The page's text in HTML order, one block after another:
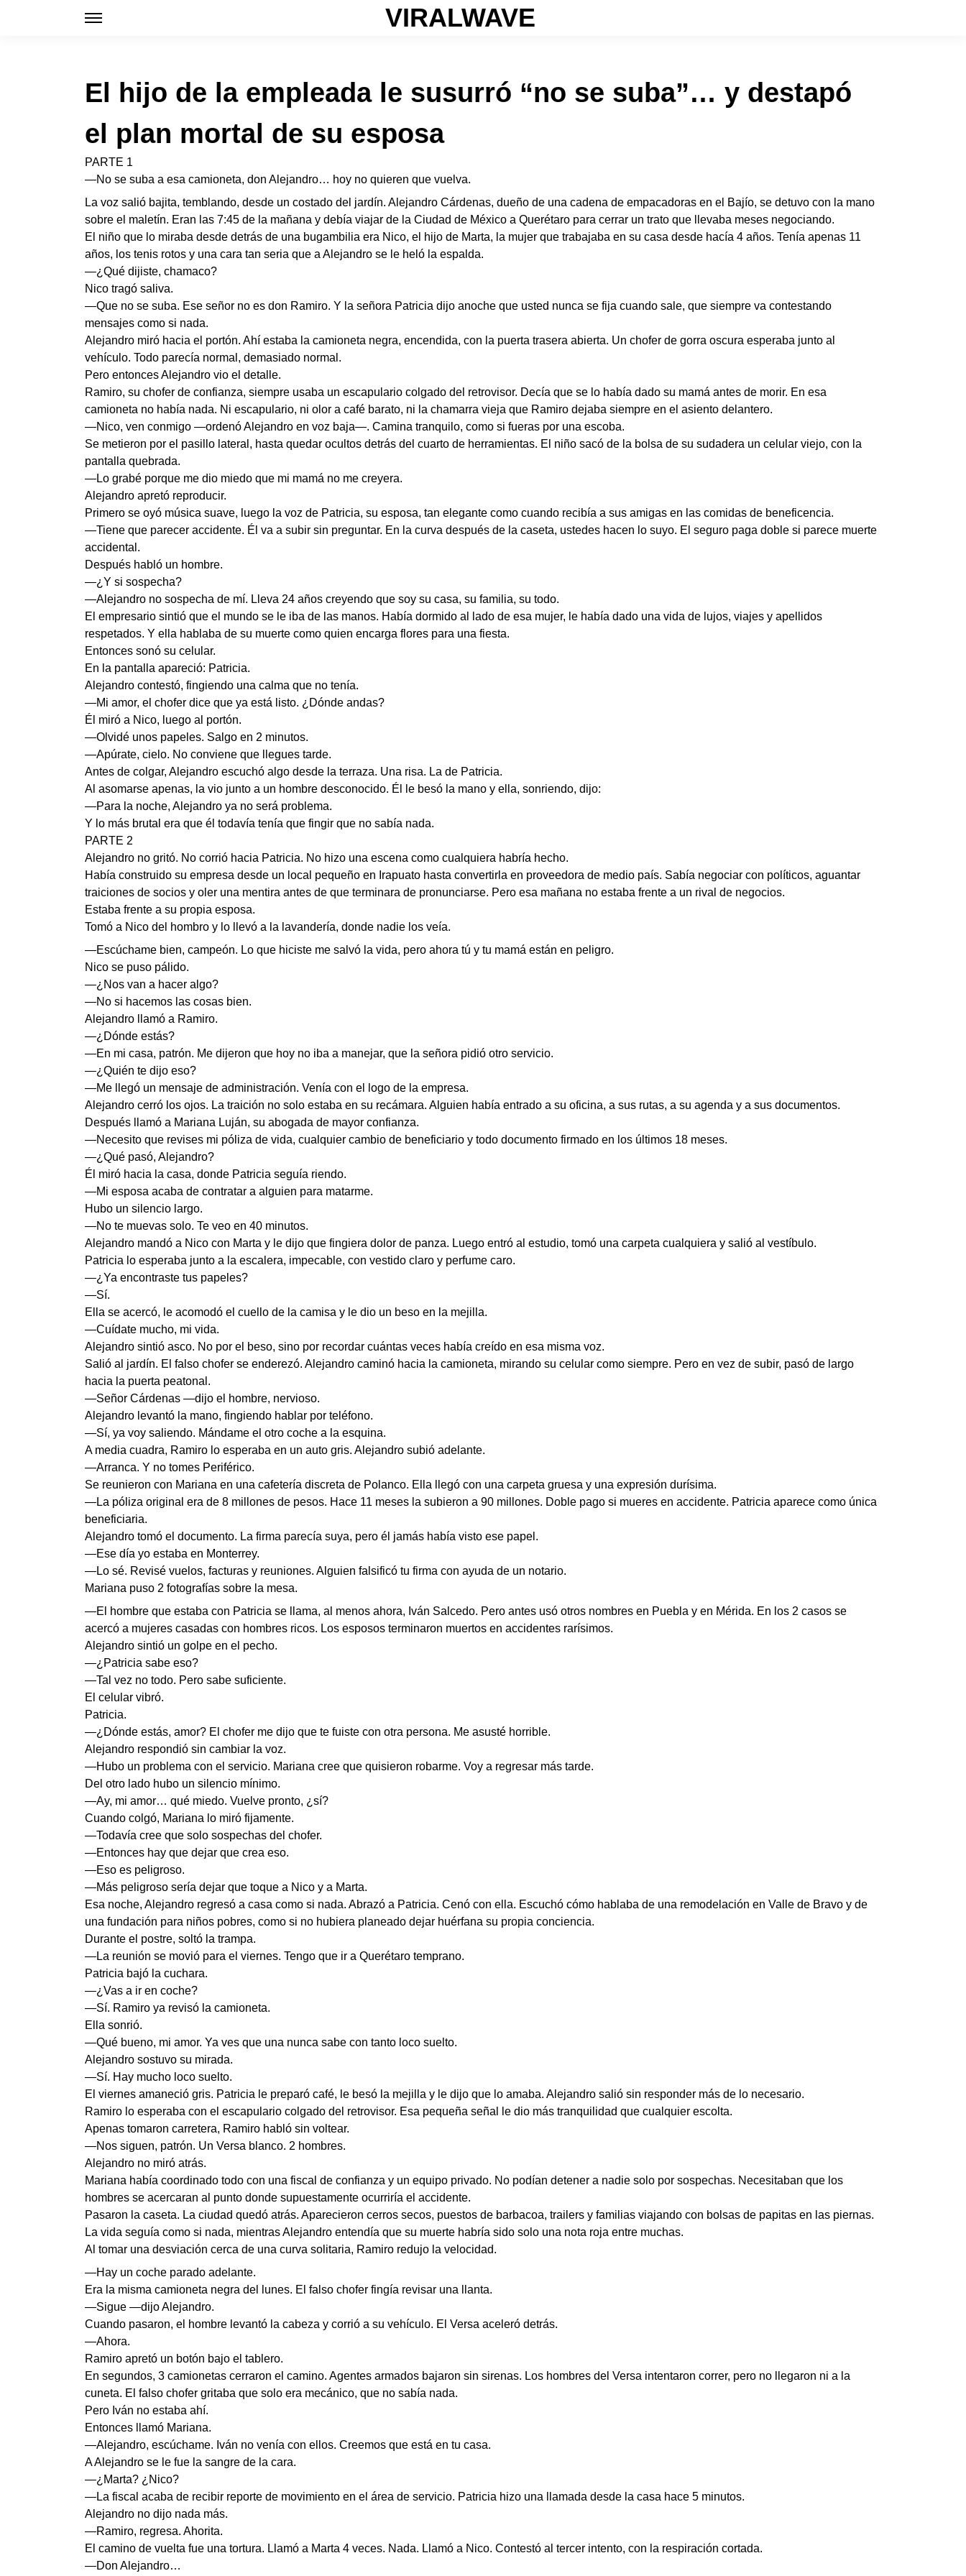
VIRALWAVE
El hijo de la empleada le susurró “no se suba”… y destapó
el plan mortal de su esposa
PARTE 1
—No se suba a esa camioneta, don Alejandro… hoy no quieren que vuelva.
La voz salió bajita, temblando, desde un costado del jardín. Alejandro Cárdenas, dueño de una cadena de empacadoras en el Bajío, se detuvo con la mano
sobre el maletín. Eran las 7:45 de la mañana y debía viajar de la Ciudad de México a Querétaro para cerrar un trato que llevaba meses negociando.
El niño que lo miraba desde detrás de una bugambilia era Nico, el hijo de Marta, la mujer que trabajaba en su casa desde hacía 4 años. Tenía apenas 11
años, los tenis rotos y una cara tan seria que a Alejandro se le heló la espalda.
—¿Qué dijiste, chamaco?
Nico tragó saliva.
—Que no se suba. Ese señor no es don Ramiro. Y la señora Patricia dijo anoche que usted nunca se fija cuando sale, que siempre va contestando
mensajes como si nada.
Alejandro miró hacia el portón. Ahí estaba la camioneta negra, encendida, con la puerta trasera abierta. Un chofer de gorra oscura esperaba junto al
vehículo. Todo parecía normal, demasiado normal.
Pero entonces Alejandro vio el detalle.
Ramiro, su chofer de confianza, siempre usaba un escapulario colgado del retrovisor. Decía que se lo había dado su mamá antes de morir. En esa
camioneta no había nada. Ni escapulario, ni olor a café barato, ni la chamarra vieja que Ramiro dejaba siempre en el asiento delantero.
—Nico, ven conmigo —ordenó Alejandro en voz baja—. Camina tranquilo, como si fueras por una escoba.
Se metieron por el pasillo lateral, hasta quedar ocultos detrás del cuarto de herramientas. El niño sacó de la bolsa de su sudadera un celular viejo, con la
pantalla quebrada.
—Lo grabé porque me dio miedo que mi mamá no me creyera.
Alejandro apretó reproducir.
Primero se oyó música suave, luego la voz de Patricia, su esposa, tan elegante como cuando recibía a sus amigas en las comidas de beneficencia.
—Tiene que parecer accidente. Él va a subir sin preguntar. En la curva después de la caseta, ustedes hacen lo suyo. El seguro paga doble si parece muerte
accidental.
Después habló un hombre.
—¿Y si sospecha?
—Alejandro no sospecha de mí. Lleva 24 años creyendo que soy su casa, su familia, su todo.
El empresario sintió que el mundo se le iba de las manos. Había dormido al lado de esa mujer, le había dado una vida de lujos, viajes y apellidos
respetados. Y ella hablaba de su muerte como quien encarga flores para una fiesta.
Entonces sonó su celular.
En la pantalla apareció: Patricia.
Alejandro contestó, fingiendo una calma que no tenía.
—Mi amor, el chofer dice que ya está listo. ¿Dónde andas?
Él miró a Nico, luego al portón.
—Olvidé unos papeles. Salgo en 2 minutos.
—Apúrate, cielo. No conviene que llegues tarde.
Antes de colgar, Alejandro escuchó algo desde la terraza. Una risa. La de Patricia.
Al asomarse apenas, la vio junto a un hombre desconocido. Él le besó la mano y ella, sonriendo, dijo:
—Para la noche, Alejandro ya no será problema.
Y lo más brutal era que él todavía tenía que fingir que no sabía nada.
PARTE 2
Alejandro no gritó. No corrió hacia Patricia. No hizo una escena como cualquiera habría hecho.
Había construido su empresa desde un local pequeño en Irapuato hasta convertirla en proveedora de medio país. Sabía negociar con políticos, aguantar
traiciones de socios y oler una mentira antes de que terminara de pronunciarse. Pero esa mañana no estaba frente a un rival de negocios.
Estaba frente a su propia esposa.
Tomó a Nico del hombro y lo llevó a la lavandería, donde nadie los veía.
—Escúchame bien, campeón. Lo que hiciste me salvó la vida, pero ahora tú y tu mamá están en peligro.
Nico se puso pálido.
—¿Nos van a hacer algo?
—No si hacemos las cosas bien.
Alejandro llamó a Ramiro.
—¿Dónde estás?
—En mi casa, patrón. Me dijeron que hoy no iba a manejar, que la señora pidió otro servicio.
—¿Quién te dijo eso?
—Me llegó un mensaje de administración. Venía con el logo de la empresa.
Alejandro cerró los ojos. La traición no solo estaba en su recámara. Alguien había entrado a su oficina, a sus rutas, a su agenda y a sus documentos.
Después llamó a Mariana Luján, su abogada de mayor confianza.
—Necesito que revises mi póliza de vida, cualquier cambio de beneficiario y todo documento firmado en los últimos 18 meses.
—¿Qué pasó, Alejandro?
Él miró hacia la casa, donde Patricia seguía riendo.
—Mi esposa acaba de contratar a alguien para matarme.
Hubo un silencio largo.
—No te muevas solo. Te veo en 40 minutos.
Alejandro mandó a Nico con Marta y le dijo que fingiera dolor de panza. Luego entró al estudio, tomó una carpeta cualquiera y salió al vestíbulo.
Patricia lo esperaba junto a la escalera, impecable, con vestido claro y perfume caro.
—¿Ya encontraste tus papeles?
—Sí.
Ella se acercó, le acomodó el cuello de la camisa y le dio un beso en la mejilla.
—Cuídate mucho, mi vida.
Alejandro sintió asco. No por el beso, sino por recordar cuántas veces había creído en esa misma voz.
Salió al jardín. El falso chofer se enderezó. Alejandro caminó hacia la camioneta, mirando su celular como siempre. Pero en vez de subir, pasó de largo
hacia la puerta peatonal.
—Señor Cárdenas —dijo el hombre, nervioso.
Alejandro levantó la mano, fingiendo hablar por teléfono.
—Sí, ya voy saliendo. Mándame el otro coche a la esquina.
A media cuadra, Ramiro lo esperaba en un auto gris. Alejandro subió adelante.
—Arranca. Y no tomes Periférico.
Se reunieron con Mariana en una cafetería discreta de Polanco. Ella llegó con una carpeta gruesa y una expresión durísima.
—La póliza original era de 8 millones de pesos. Hace 11 meses la subieron a 90 millones. Doble pago si mueres en accidente. Patricia aparece como única
beneficiaria.
Alejandro tomó el documento. La firma parecía suya, pero él jamás había visto ese papel.
—Ese día yo estaba en Monterrey.
—Lo sé. Revisé vuelos, facturas y reuniones. Alguien falsificó tu firma con ayuda de un notario.
Mariana puso 2 fotografías sobre la mesa.
—El hombre que estaba con Patricia se llama, al menos ahora, Iván Salcedo. Pero antes usó otros nombres en Puebla y en Mérida. En los 2 casos se
acercó a mujeres casadas con hombres ricos. Los esposos terminaron muertos en accidentes rarísimos.
Alejandro sintió un golpe en el pecho.
—¿Patricia sabe eso?
—Tal vez no todo. Pero sabe suficiente.
El celular vibró.
Patricia.
—¿Dónde estás, amor? El chofer me dijo que te fuiste con otra persona. Me asusté horrible.
Alejandro respondió sin cambiar la voz.
—Hubo un problema con el servicio. Mariana cree que quisieron robarme. Voy a regresar más tarde.
Del otro lado hubo un silencio mínimo.
—Ay, mi amor… qué miedo. Vuelve pronto, ¿sí?
Cuando colgó, Mariana lo miró fijamente.
—Todavía cree que solo sospechas del chofer.
—Entonces hay que dejar que crea eso.
—Eso es peligroso.
—Más peligroso sería dejar que toque a Nico y a Marta.
Esa noche, Alejandro regresó a casa como si nada. Abrazó a Patricia. Cenó con ella. Escuchó cómo hablaba de una remodelación en Valle de Bravo y de
una fundación para niños pobres, como si no hubiera planeado dejar huérfana su propia conciencia.
Durante el postre, soltó la trampa.
—La reunión se movió para el viernes. Tengo que ir a Querétaro temprano.
Patricia bajó la cuchara.
—¿Vas a ir en coche?
—Sí. Ramiro ya revisó la camioneta.
Ella sonrió.
—Qué bueno, mi amor. Ya ves que una nunca sabe con tanto loco suelto.
Alejandro sostuvo su mirada.
—Sí. Hay mucho loco suelto.
El viernes amaneció gris. Patricia le preparó café, le besó la mejilla y le dijo que lo amaba. Alejandro salió sin responder más de lo necesario.
Ramiro lo esperaba con el escapulario colgado del retrovisor. Esa pequeña señal le dio más tranquilidad que cualquier escolta.
Apenas tomaron carretera, Ramiro habló sin voltear.
—Nos siguen, patrón. Un Versa blanco. 2 hombres.
Alejandro no miró atrás.
Mariana había coordinado todo con una fiscal de confianza y un equipo privado. No podían detener a nadie solo por sospechas. Necesitaban que los
hombres se acercaran al punto donde supuestamente ocurriría el accidente.
Pasaron la caseta. La ciudad quedó atrás. Aparecieron cerros secos, puestos de barbacoa, trailers y familias viajando con bolsas de papitas en las piernas.
La vida seguía como si nada, mientras Alejandro entendía que su muerte habría sido solo una nota roja entre muchas.
Al tomar una desviación cerca de una curva solitaria, Ramiro redujo la velocidad.
—Hay un coche parado adelante.
Era la misma camioneta negra del lunes. El falso chofer fingía revisar una llanta.
—Sigue —dijo Alejandro.
Cuando pasaron, el hombre levantó la cabeza y corrió a su vehículo. El Versa aceleró detrás.
—Ahora.
Ramiro apretó un botón bajo el tablero.
En segundos, 3 camionetas cerraron el camino. Agentes armados bajaron sin sirenas. Los hombres del Versa intentaron correr, pero no llegaron ni a la
cuneta. El falso chofer gritaba que solo era mecánico, que no sabía nada.
Pero Iván no estaba ahí.
Entonces llamó Mariana.
—Alejandro, escúchame. Iván no venía con ellos. Creemos que está en tu casa.
A Alejandro se le fue la sangre de la cara.
—¿Marta? ¿Nico?
—La fiscal acaba de recibir reporte de movimiento en el área de servicio. Patricia hizo una llamada desde la casa hace 5 minutos.
Alejandro no dijo nada más.
—Ramiro, regresa. Ahorita.
El camino de vuelta fue una tortura. Llamó a Marta 4 veces. Nada. Llamó a Nico. Contestó al tercer intento, con la respiración cortada.
—Don Alejandro…